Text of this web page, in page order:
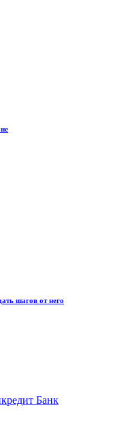
шагов от него
Банк